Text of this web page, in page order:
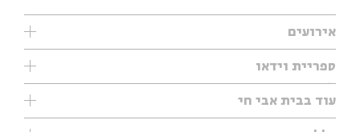
אירועים
עיון
אנגלית
ספריית וידאו
ילדים
מוזיקה
עיון
עוד בבית אבי חי
תערוכות